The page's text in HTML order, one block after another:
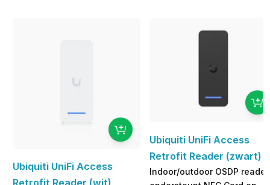
Ubiquiti UniFi Access
Ubiquiti UniFi Access
Retrofit Reader (zwart)
Indoor/outdoor OSDP